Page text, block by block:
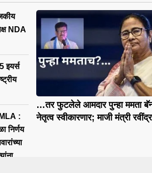
NDA
इयर्स
:
निर्णय
…तर फुटलेले आमदार पुन्हा ममता
नेतृत्व स्वीकारणार; माजी मंत्री